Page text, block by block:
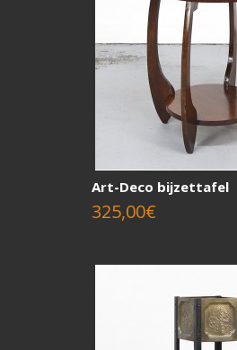
Art-Deco bijzettafel
325,00€